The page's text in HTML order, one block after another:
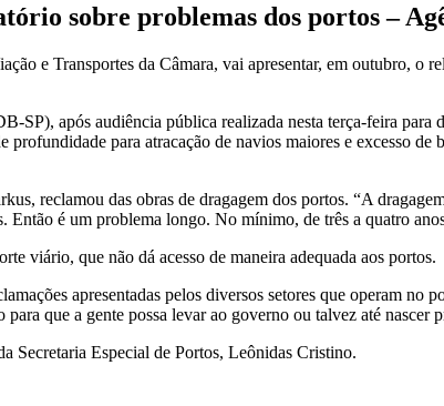
sobre problemas dos portos –
e Transportes da Câmara, vai apresentar, em outubro, o
após audiência pública realizada nesta terça-feira para
para atracação de navios maiores e excesso de
reclamou das obras de dragagem dos portos. “A
Então é um problema longo. No mínimo, de três a quatro
viário, que não dá acesso de maneira adequada aos portos.
apresentadas pelos diversos setores que operam no
que a gente possa levar ao governo ou talvez até
Secretaria Especial de Portos, Leônidas Cristino.